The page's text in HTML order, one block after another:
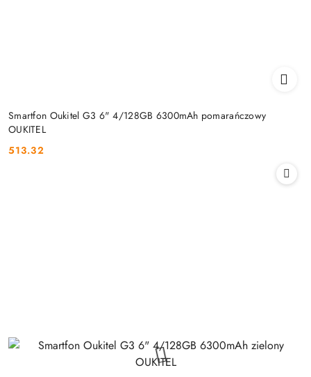
Smartfon Oukitel G3 6" 4/128GB 6300mAh pomarańczowy
OUKITEL
Cena:
513.32